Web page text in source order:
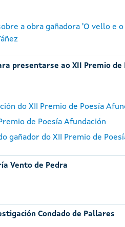
a obra gañadora 'O vello e
presentarse ao XII Premio de
do XII Premio de Poesía
de Poesía Afundación
gañador do XII Premio de
Vento de Pedra
Condado de Pallares